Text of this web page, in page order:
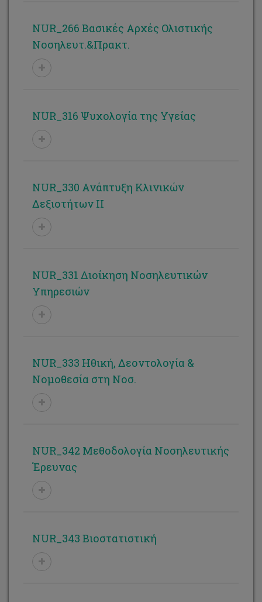
NUR_266 Βασικές Αρχές Ολιστικής
Νοσηλευτ.&Πρακτ.
NUR_316 Ψυχολογία της Υγείας
NUR_330 Ανάπτυξη Κλινικών
Δεξιοτήτων ΙΙ
NUR_331 Διοίκηση Νοσηλευτικών
Υπηρεσιών
NUR_333 Ηθική, Δεοντολογία &
Νομοθεσία στη Νοσ.
NUR_342 Μεθοδολογία Νοσηλευτικής
Έρευνας
NUR_343 Βιοστατιστική